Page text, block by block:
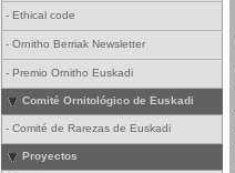
- Ethical code
- Ornitho Berriak Newsletter
- Premio Ornitho Euskadi
Comité Ornitológico de Euskadi
- Comité de Rarezas de Euskadi
Proyectos